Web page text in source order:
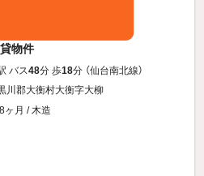
物件
バス48分 歩18分 （仙台南北線）
川郡大衡村大衡字大柳
ヶ月 / 木造